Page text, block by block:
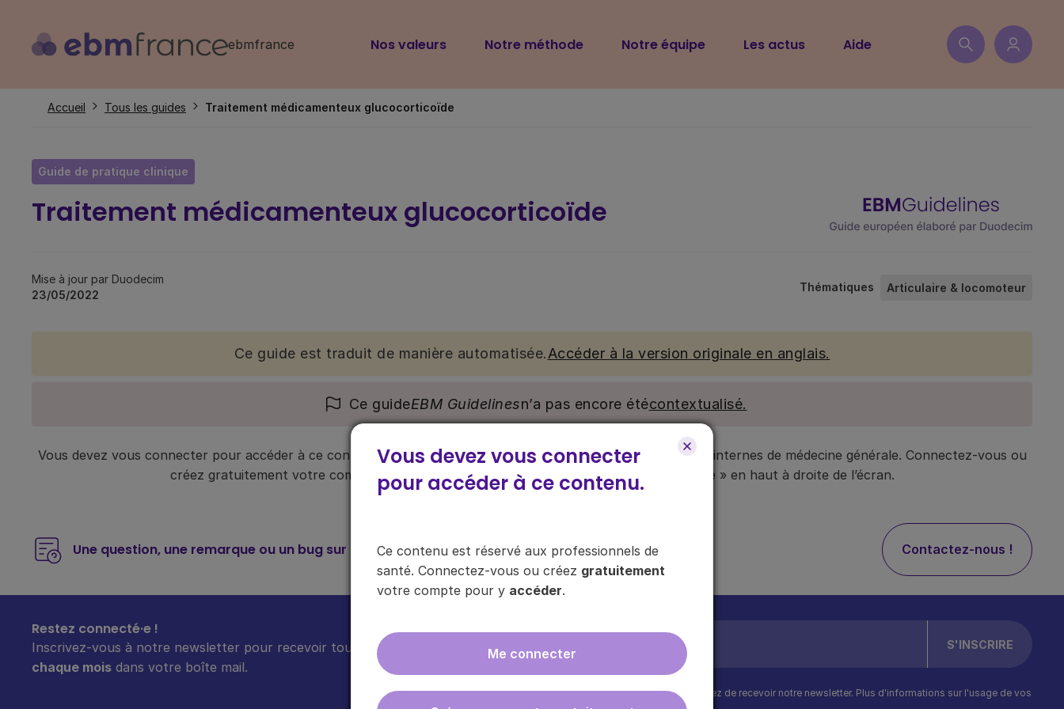
contenu
ebmfrance
Navigation
Nos valeurs Notre méthode Notre équipe Les actus Aide
Vous devez vous connecter
pour accéder à ce contenu.
Ce contenu est réservé aux professionnels de
santé. Connectez-vous ou créez gratuitement
votre compte pour y accéder.
Me connecter
Fil
Accueil Tous les guides Traitement médicamenteux glucocorticoïde
Guide de pratique clinique
Traitement médicamenteux glucocorticoïde
Mise à jour par Duodecim
23/05/2022
Thématiques Articulaire & locomoteur
Ce guide est traduit de manière automatisée.Accéder à la version originale en anglais.
Ce guideEBM Guidelinesn’a pas encore étécontextualisé.
Vous devez vous connecter pour accéder à ce contenu. Ce contenu est réservé aux médecins généralistes et internes de médecine générale. Connectez-vous ou
créez gratuitement votre compte pour y accéder, via le bouton « Se connecter/s’inscrire » en haut à droite de l’écran.
Une question, une remarque ou un bug sur ce contenu ? Contactez-nous !
Restez connecté·e !
Inscrivez-vous à notre newsletter pour recevoir toutes les infos sur nos guides
chaque mois dans votre boîte mail.
En cliquant sur "s'inscrire", vous acceptez de recevoir notre newsletter. Plus d'informations sur l'usage de vos
donnéesici .